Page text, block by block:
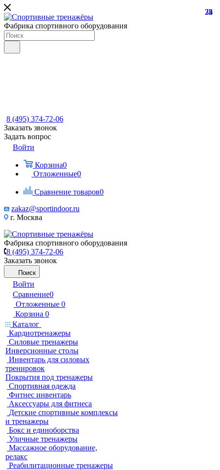
Фабрика спортивного оборудования
8 (495) 374-72-06
Заказать звонок
Задать вопрос
Войти
Корзина0
Отложенные0
Сравнение товаров0
zakaz@sportindoor.ru
г. Москва
Фабрика спортивного оборудования
8 (495) 374-72-06
Заказать звонок
Поиск
Войти
Сравнение0
Отложенные 0
Корзина 0
Каталог
Кардиотренажеры
Силовые тренажеры
Инверсионные столы
Инвентарь для силовых
тренировок
Покрытия под тренажеры
Спортивная одежда
Фитнес инвентарь
Аксессуары для фитнеса
Детские спортивные комплексы
и тренажеры
Бокс и единоборства
Уличные тренажеры
Массажное оборудование,
релакс
Реабилитационные тренажеры
22
8
74
35